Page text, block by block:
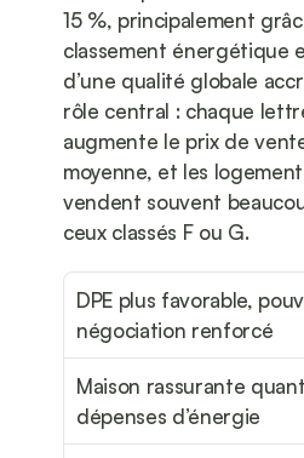
15 %, principalement
classement énergétique
d’une qualité globale
rôle central : chaque
augmente le prix de
moyenne, et les
vendent souvent
ceux classés F ou G.
DPE plus favorable,
négociation renforcé
Maison rassurante
dépenses d’énergie